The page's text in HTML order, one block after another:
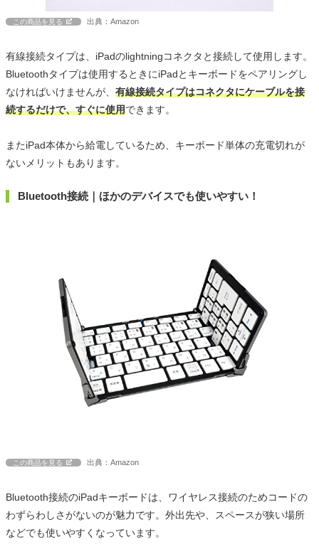
この商品を見る 出典：Amazon
有線接続タイプは、iPadのlightningコネクタと接続して使用します。
Bluetoothタイプは使用するときにiPadとキーボードをペアリングし
なければいけませんが、 有線接続タイプはコネクタにケーブルを接
続するだけで、すぐに使用できます。
またiPad本体から給電しているため、キーボード単体の充電切れが
ないメリットもあります。
Bluetooth接続｜ほかのデバイスでも使いやすい！
この商品を見る 出典：Amazon
Bluetooth接続のiPadキーボードは、ワイヤレス接続のためコードの
わずらわしさがないのが魅力です。外出先や、スペースが狭い場所
などでも使いやすくなっています。